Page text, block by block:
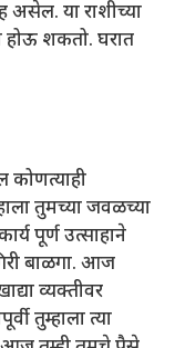
या राशीच्या
होऊ शकतो. घरात
तुमच्या जवळच्या
पूर्ण उत्साहाने
बाळगा. आज
व्यक्तीवर
तुम्हाला त्या